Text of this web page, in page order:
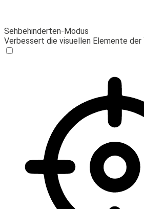
Sehbehinderten-Modus
Verbessert die visuellen Elemente der